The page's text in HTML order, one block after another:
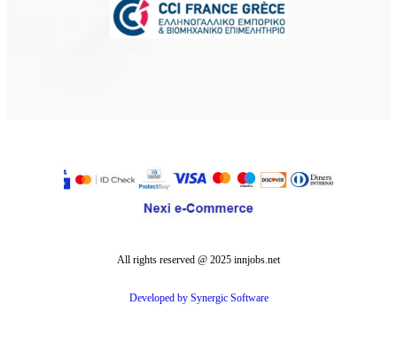
Κλείσιμο Εγγραφείτε
All rights reserved @ 2025 innjobs.net
Developed by Synergic Software